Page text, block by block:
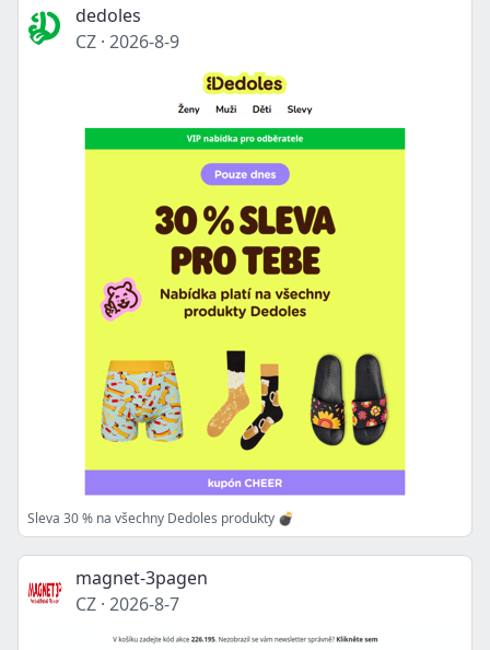
dedoles
CZ · 2026-8-9
Sleva 30 % na všechny Dedoles produkty 💣
magnet-3pagen
CZ · 2026-8-7